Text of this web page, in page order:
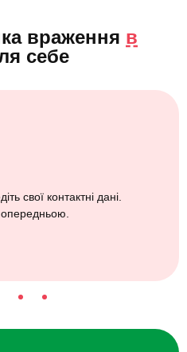
враження в
себе
свої контактні дані.